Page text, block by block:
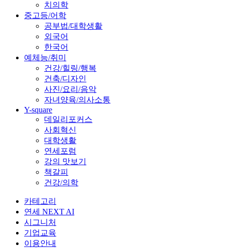
치의학
중고등/어학
공부법/대학생활
외국어
한국어
예체능/취미
건강/힐링/행복
건축/디자인
사진/요리/음악
자녀양육/의사소통
Y-square
데일리포커스
사회혁신
대학생활
연세포럼
강의 맛보기
책갈피
건강/의학
카테고리
연세 NEXT AI
시그니처
기업교육
이용안내